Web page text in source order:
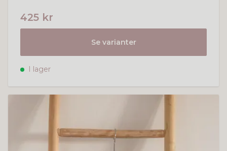
425 kr
Se varianter
I lager